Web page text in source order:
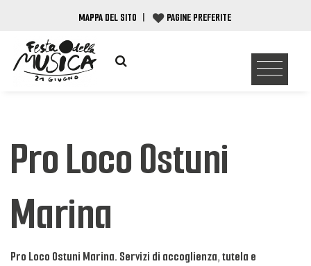
MAPPA DEL SITO | PAGINE PREFERITE
Pro Loco Ostuni
Marina
Pro Loco Ostuni Marina. Servizi di accoglienza, tutela e